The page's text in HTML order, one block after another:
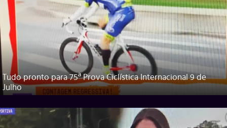
Tudo pronto para 75ª Prova Ciclística Internacional 9 de
Julho